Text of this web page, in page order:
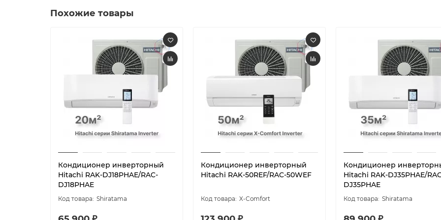
Похожие товары
Кондиционер инверторный
Hitachi RAK-DJ18PHAE/RAC-
DJ18PHAE
Shiratama
Кондиционер инверторный
Hitachi RAK-50REF/RAC-50WEF
X-Comfort
Кондиционер
Hitachi RAK-DJ35PHAE/
DJ35PHAE
Shiratama